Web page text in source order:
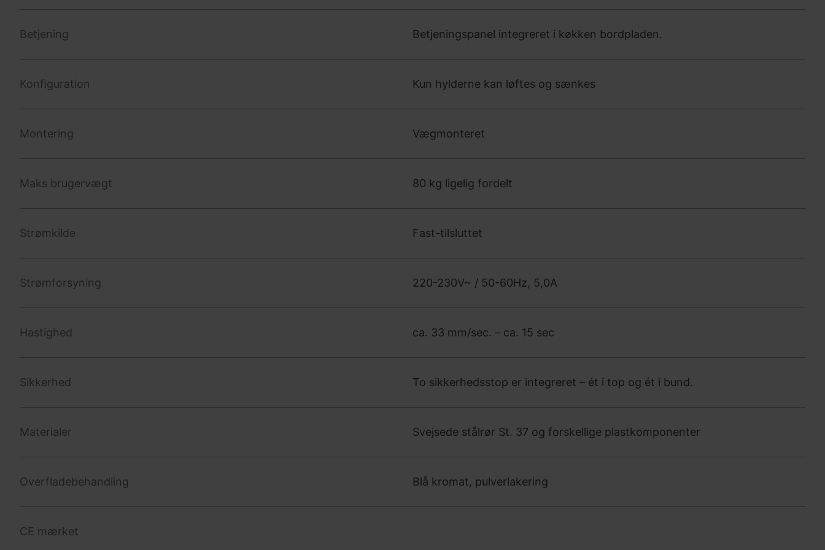
Betjening Betjeningspanel integreret i køkken bordpladen.
Konfiguration Kun hylderne kan løftes og sænkes
Montering Vægmonteret
Maks brugervægt 80 kg ligelig fordelt
Strømkilde Fast-tilsluttet
Strømforsyning 220-230V~ / 50-60Hz, 5,0A
Hastighed ca. 33 mm/sec. – ca. 15 sec
Sikkerhed To sikkerhedsstop er integreret – ét i top og ét i bund.
Materialer Svejsede stålrør St. 37 og forskellige plastkomponenter
Overfladebehandling Blå kromat, pulverlakering
CE mærket